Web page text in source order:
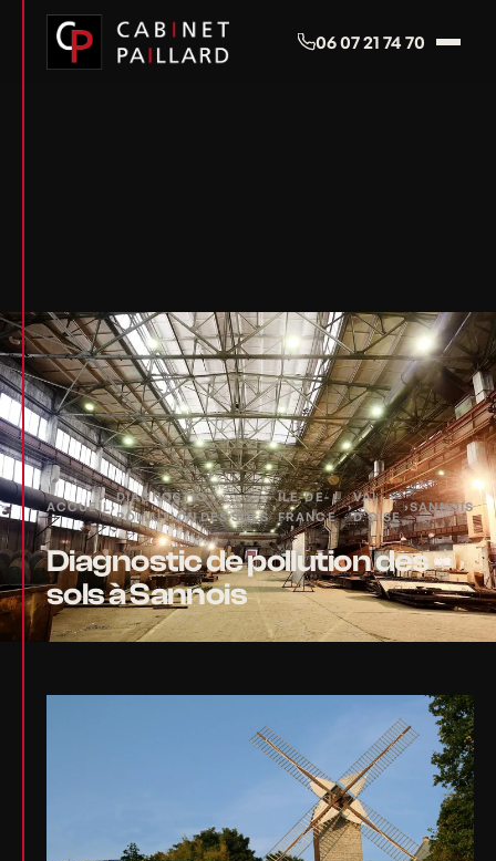
06 07 21 74 70
ACCUEIL›
DIAGNOSTIC
POLLUTION DES SOLS
›
ÎLE-DE-
FRANCE
›
VAL-
D'OISE
›SANNOIS
Diagnostic de pollution des
sols à Sannois
Panneau de gestion des cookies